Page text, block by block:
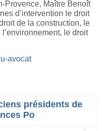
Provence, Maître Benoît
d’intervention le droit
de la construction, le
le droit
avocat
présidents de
Po